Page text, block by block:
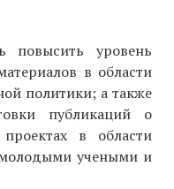
повысить уровень
в области
политики; а также
публикаций о
в области
учеными и